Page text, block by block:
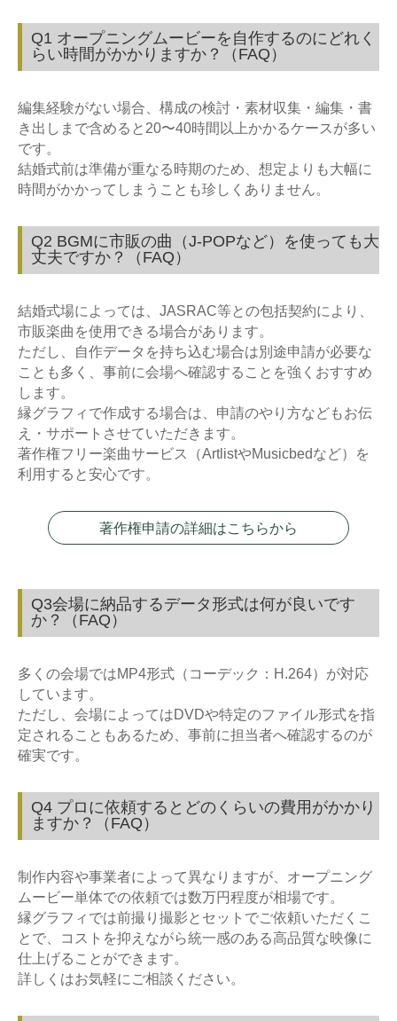
Q1 オープニングムービーを自作するのにどれく
らい時間がかかりますか？（FAQ）
編集経験がない場合、構成の検討・素材収集・編集・書
き出しまで含めると20〜40時間以上かかるケースが多い
です。
結婚式前は準備が重なる時期のため、想定よりも大幅に
時間がかかってしまうことも珍しくありません。
Q2 BGMに市販の曲（J-POPなど）を使っても大
丈夫ですか？（FAQ）
結婚式場によっては、JASRAC等との包括契約により、
市販楽曲を使用できる場合があります。
ただし、自作データを持ち込む場合は別途申請が必要な
ことも多く、事前に会場へ確認することを強くおすすめ
します。
縁グラフィで作成する場合は、申請のやり方などもお伝
え・サポートさせていただきます。
著作権フリー楽曲サービス（ArtlistやMusicbedなど）を
利用すると安心です。
著作権申請の詳細はこちらから
Q3会場に納品するデータ形式は何が良いです
か？（FAQ）
多くの会場ではMP4形式（コーデック：H.264）が対応
しています。
ただし、会場によってはDVDや特定のファイル形式を指
定されることもあるため、事前に担当者へ確認するのが
確実です。
Q4 プロに依頼するとどのくらいの費用がかかり
ますか？（FAQ）
制作内容や事業者によって異なりますが、オープニング
ムービー単体での依頼では数万円程度が相場です。
縁グラフィでは前撮り撮影とセットでご依頼いただくこ
とで、コストを抑えながら統一感のある高品質な映像に
仕上げることができます。
詳しくはお気軽にご相談ください。